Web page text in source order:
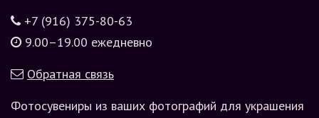
+7 (916) 375-80-63
9.00–19.00 ежедневно
Обратная связь
Фотосувениры из ваших фотографий для украшения